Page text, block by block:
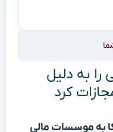
را به دلیل
کرد
به موسسات مالی